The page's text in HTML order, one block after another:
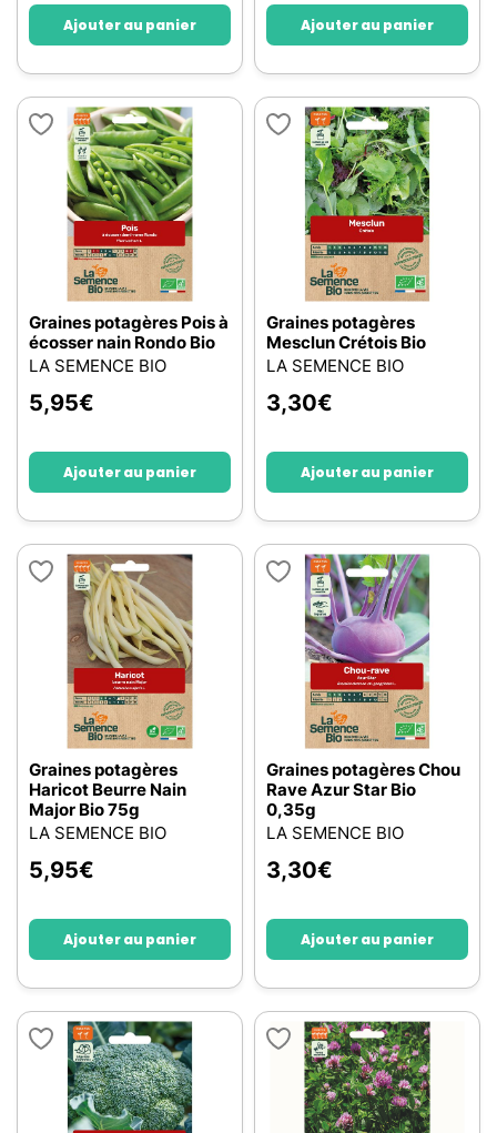
Ajouter au panier Ajouter au panier
Graines potagères Pois à
écosser nain Rondo Bio
LA SEMENCE BIO
5,95€
Ajouter au panier
Graines potagères
Mesclun Crétois Bio
LA SEMENCE BIO
3,30€
Ajouter au panier
Graines potagères
Haricot Beurre Nain
Major Bio 75g
LA SEMENCE BIO
5,95€
Ajouter au panier
Graines potagères Chou
Rave Azur Star Bio
0,35g
LA SEMENCE BIO
3,30€
Ajouter au panier